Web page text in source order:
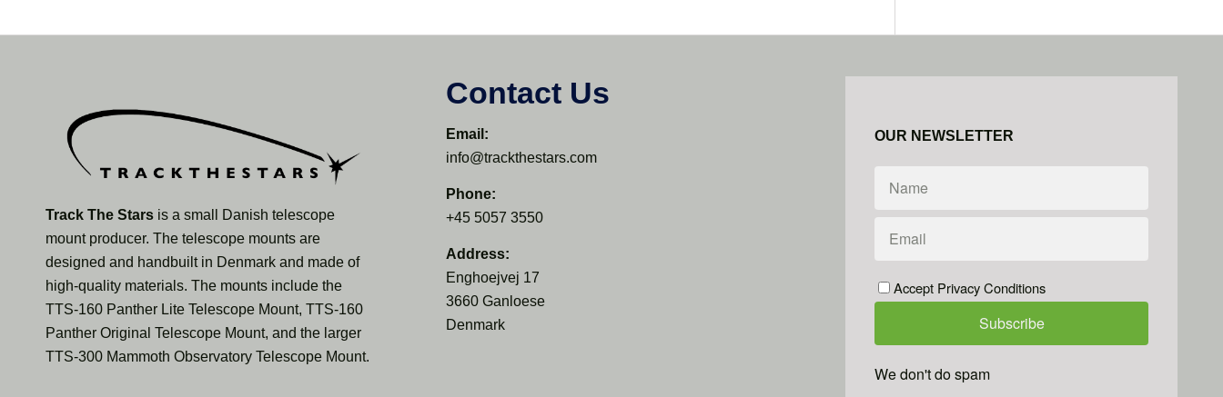
Track The Stars is a small Danish telescope
mount producer. The telescope mounts are
designed and handbuilt in Denmark and made of
high-quality materials. The mounts include the
TTS-160 Panther Lite Telescope Mount, TTS-160
Panther Original Telescope Mount, and the larger
TTS-300 Mammoth Observatory Telescope Mount.
Contact Us
Email:
info@trackthestars.com
Phone:
+45 5057 3550
Address:
Enghoejvej 17
3660 Ganloese
Denmark
OUR NEWSLETTER
Accept Privacy Conditions
We don't do spam